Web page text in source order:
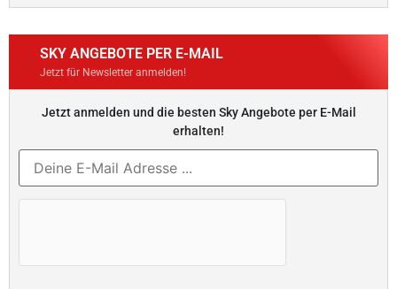
SKY ANGEBOTE PER E-MAIL
Jetzt für Newsletter anmelden!
Jetzt anmelden und die besten Sky Angebote per E-Mail
erhalten!